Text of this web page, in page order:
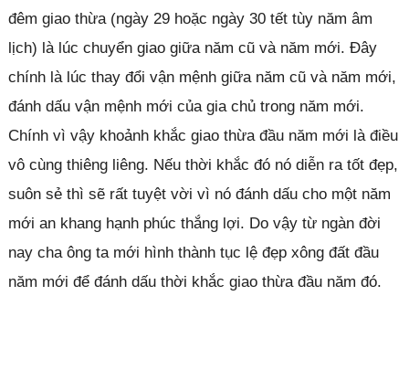
đêm giao thừa (ngày 29 hoặc ngày 30 tết tùy năm âm
lịch) là lúc chuyển giao giữa năm cũ và năm mới. Đây
chính là lúc thay đổi vận mệnh giữa năm cũ và năm mới,
đánh dấu vận mệnh mới của gia chủ trong năm mới.
Chính vì vậy khoảnh khắc giao thừa đầu năm mới là điều
vô cùng thiêng liêng. Nếu thời khắc đó nó diễn ra tốt đẹp,
suôn sẻ thì sẽ rất tuyệt vời vì nó đánh dấu cho một năm
mới an khang hạnh phúc thắng lợi. Do vậy từ ngàn đời
nay cha ông ta mới hình thành tục lệ đẹp xông đất đầu
năm mới để đánh dấu thời khắc giao thừa đầu năm đó.